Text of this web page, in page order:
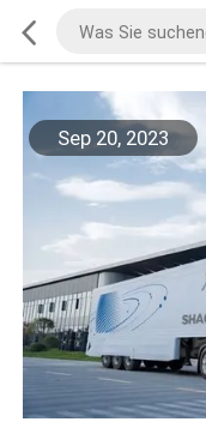
Sep 20, 2023